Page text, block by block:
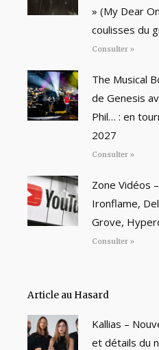
» (My Dear
coulisses du
Consulter »
The Musical
de Genesis
Phil… : en
2027
Consulter »
Zone Vidéos
Ironflame,
Grove,
Consulter »
Article au Hasard
Kallias –
et détails du